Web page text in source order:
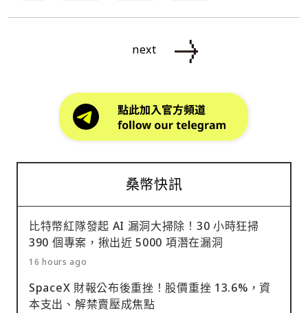
next
桑幣快訊
比特幣紅隊發起 AI 漏洞大掃除！30 小時狂掃
390 個專案，揪出近 5000 項潛在漏洞
16 hours ago
SpaceX 財報公布後重挫！股價重挫 13.6%，資
本支出、解禁賣壓成焦點